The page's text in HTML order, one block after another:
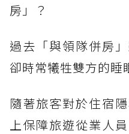
房」？
過去「與領隊併房
卻時常犧牲雙方的睡
隨著旅客對於住宿
上保障旅遊從業人